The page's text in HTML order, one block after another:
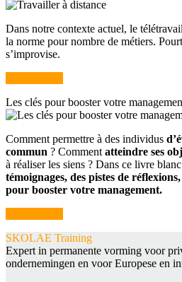
Dans notre contexte actuel, le
la norme pour nombre de métiers.
s’improvise.
Les clés pour booster votre
Comment permettre à des individus
commun ? Comment atteindre ses
à réaliser les siens ? Dans ce livre
témoignages, des pistes de
pour booster votre management.
SKOLAE Training
Expert in permanente vorming voor
ondernemingen en voor Europese en